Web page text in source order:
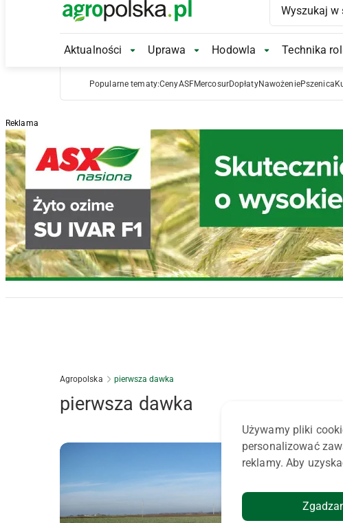
Main Logo
Aktualności Aktualności Submenu
Uprawa Uprawa Submenu
Hodowla Hodowla
Technika
Popularne tematy:CenyASFMercosurDopłatyNawożeniePszenica
Reklama
Agropolska pierwsza dawka
pierwsza dawka
Używamy pliki
personalizować
reklamy. Aby